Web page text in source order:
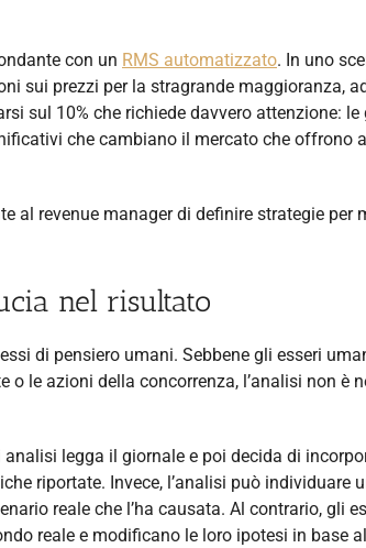
con un RMS automatizzato. In uno
sui prezzi per la stragrande maggioranza,
sul 10% che richiede davvero attenzione: le
che cambiano il mercato che offrono
revenue manager di definire strategie per
nel risultato
di pensiero umani. Sebbene gli esseri
le azioni della concorrenza, l’analisi non è
legga il giornale e poi decida di
riportate. Invece, l’analisi può individuare
reale che l’ha causata. Al contrario, gli
reale e modificano le loro ipotesi in base